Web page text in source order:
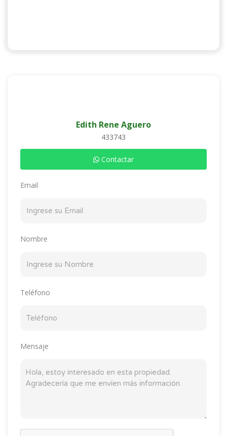
Edith Rene Aguero
433743
Contactar
Email
Nombre
Teléfono
Mensaje